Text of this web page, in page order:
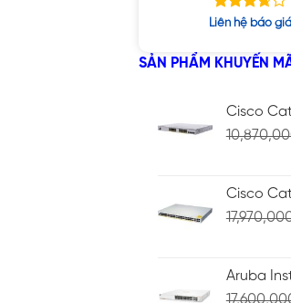
Được
3.625
Liên hệ báo giá
SẢN PHẨM KHUYẾN
Cisco
Cisco
Aruba